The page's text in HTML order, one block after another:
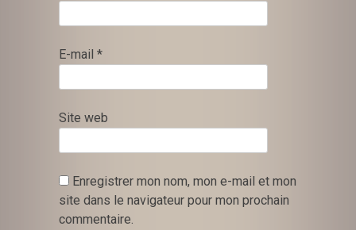
E-mail *
Site web
Enregistrer mon nom, mon e-mail et mon
site dans le navigateur pour mon prochain
commentaire.